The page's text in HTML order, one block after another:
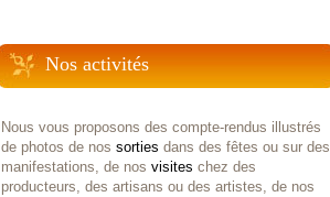
Nos activités
Nous vous proposons des compte-rendus illustrés
de photos de nos sorties dans des fêtes ou sur des
manifestations, de nos visites chez des
producteurs, des artisans ou des artistes, de nos